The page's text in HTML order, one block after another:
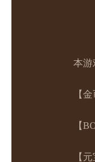
本游
【
【
【